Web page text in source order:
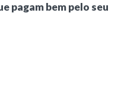
pagam bem pelo seu